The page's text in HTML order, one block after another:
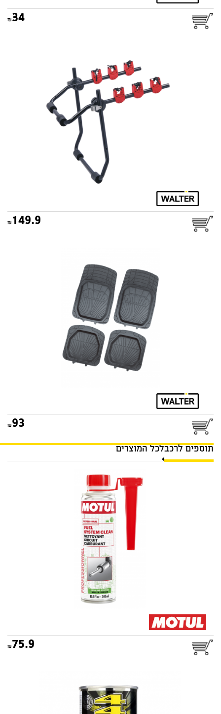
34
WALTER
149.9
שחור
93
תוספים לרכבלכל המוצרים
תוסף ניקוי מערכת דלק מנוע
בנזין 300ML MOTUL 107809
75.9
תוסף דלק (בנזין) BG 44K